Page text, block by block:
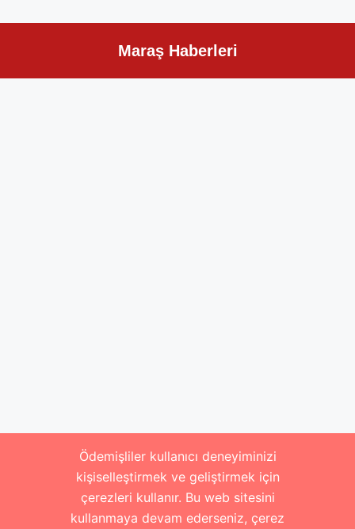
Maraş Haberleri
Ödemişliler kullanıcı deneyiminizi
kişiselleştirmek ve geliştirmek için
çerezleri kullanır. Bu web sitesini
kullanmaya devam ederseniz, çerez